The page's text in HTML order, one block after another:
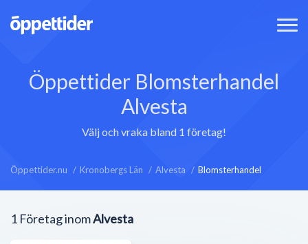
Öppettider Blomsterhandel
Alvesta
Välj och vraka bland 1 företag!
Öppettider.nu Kronobergs Län Alvesta Blomsterhandel
1 Företag inomAlvesta